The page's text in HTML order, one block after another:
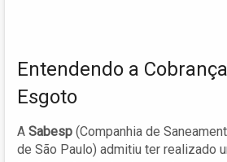
Entendendo a
Esgoto
A Sabesp (Companhia de
de São Paulo) admitiu ter realizado